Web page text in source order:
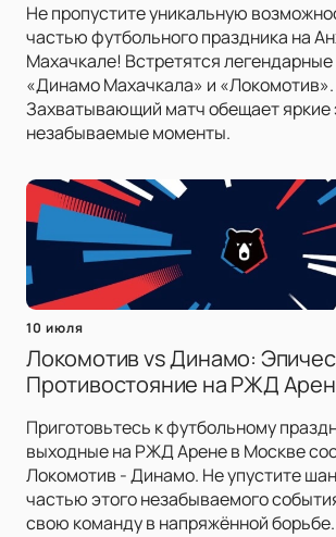
Не пропустите уникальную
частью футбольного праздника на
Махачкале! Встретятся
«Динамо Махачкала» и «Локомотив».
Захватывающий матч обещает яркие
незабываемые моменты.
10 июля
Локомотив vs Динамо:
Противостояние на РЖД
Приготовьтесь к футбольному
выходные на РЖД Арене в Москве
Локомотив - Динамо. Не упустите
частью этого незабываемого
свою команду в напряжённой борьбе.